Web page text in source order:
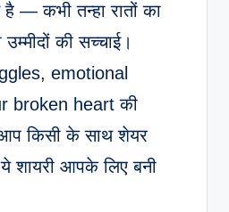
— कभी तन्हा रातों का
की सच्चाई।
emotional
broken heart की
किसी के साथ शेयर
शायरी आपके लिए बनी